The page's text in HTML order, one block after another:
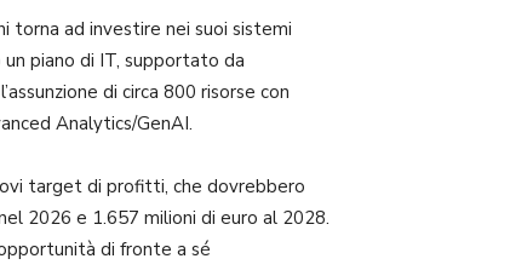
torna ad investire nei suoi sistemi
piano di IT, supportato da
di circa 800 risorse con
Analytics/GenAI.
target di profitti, che dovrebbero
2026 e 1.657 milioni di euro al 2028.
di fronte a sé